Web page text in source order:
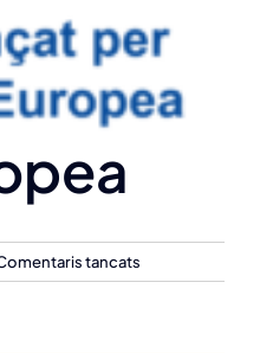
tancats
Unió